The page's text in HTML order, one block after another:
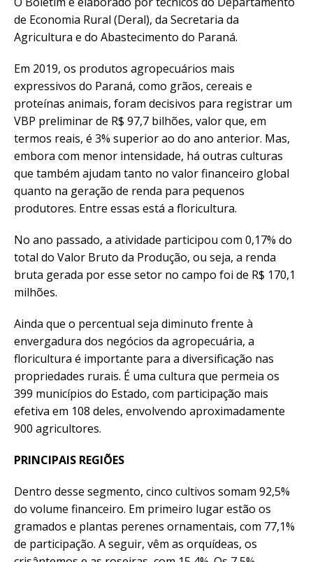
de Economia Rural (Deral), da Secretaria da
Agricultura e do Abastecimento do Paraná.
Em 2019, os produtos agropecuários mais
expressivos do Paraná, como grãos, cereais e
proteínas animais, foram decisivos para registrar um
VBP preliminar de R$ 97,7 bilhões, valor que, em
termos reais, é 3% superior ao do ano anterior. Mas,
embora com menor intensidade, há outras culturas
que também ajudam tanto no valor financeiro global
quanto na geração de renda para pequenos
produtores. Entre essas está a floricultura.
No ano passado, a atividade participou com 0,17% do
total do Valor Bruto da Produção, ou seja, a renda
bruta gerada por esse setor no campo foi de R$ 170,1
milhões.
Ainda que o percentual seja diminuto frente à
envergadura dos negócios da agropecuária, a
floricultura é importante para a diversificação nas
propriedades rurais. É uma cultura que permeia os
399 municípios do Estado, com participação mais
efetiva em 108 deles, envolvendo aproximadamente
900 agricultores.
PRINCIPAIS REGIÕES
Dentro desse segmento, cinco cultivos somam 92,5%
do volume financeiro. Em primeiro lugar estão os
gramados e plantas perenes ornamentais, com 77,1%
de participação. A seguir, vêm as orquídeas, os